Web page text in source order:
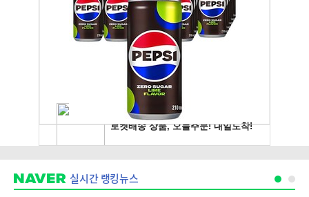
실시간 랭킹뉴스